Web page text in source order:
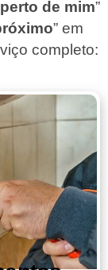
de mim”
” em
completo: